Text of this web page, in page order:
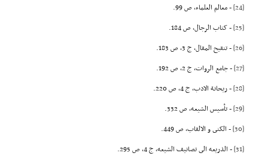
[24]
- معالم العلماء، ص 99.
[25]
- کتاب الرجال، ص 184.
[26]
- تنقیح المقال، ج 3، ص 183.
[27]
- جامع الروات، ج 2، ص 192.
[28]
- ریحانة الادب، ج 4، ص 220.
[29]
- تأسیس الشیعه، ص 332.
[30]
- الکنى و الالقاب، ص 449.
[31]
- الذریعه الى تصانیف الشیعه، ج 4، ص 295.